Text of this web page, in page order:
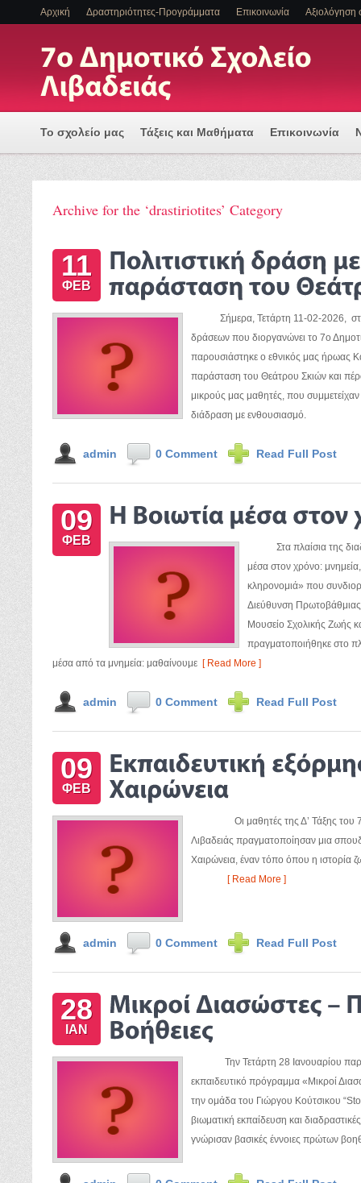
Αρχική Δραστηριότητες-Προγράμματα Επικοινωνία Αξιολόγηση
Το σχολείο μας Τάξεις και Μαθήματα Επικοινωνία
Πρόγραμμα Εισαγωγής Η/Υ για μια Ψηφιακά
ΕΝΤΑΞΗ ΜΑΘΗΤΩΝ ΜΕ ΑΝΑΠΗΡΙΑ Η/ΚΑΙ ΕΙΔΙΚΕΣ
Archive for the ‘drastiriotites’ Category
11
ΦΕΒ
Σήμερα, Τετάρτη 11-02-2026, στα
δράσεων που διοργανώνει το 7ο
παρουσιάστηκε ο εθνικός μας ήρωας
παράσταση του Θεάτρου Σκιών και
μικρούς μας μαθητές, που συμμετείχαν
διάδραση με ενθουσιασμό.
admin 0 Comment Read Full Post
09
ΦΕΒ
Στα πλαίσια της
μέσα στον χρόνο: μνημεία,
κληρονομιά» που
Διεύθυνση Πρωτοβάθμιας
Μουσείο Σχολικής Ζωής
πραγματοποιήθηκε στο
μέσα από τα μνημεία: μαθαίνουμε [ Read More ]
admin 0 Comment Read Full Post
09
ΦΕΒ
Οι μαθητές της Δ’ Τάξης του
Λιβαδειάς πραγματοποίησαν μια
Χαιρώνεια, έναν τόπο όπου η
[ Read More ]
admin 0 Comment Read Full Post
28
ΙΑΝ
Την Τετάρτη 28 Ιανουαρίου
εκπαιδευτικό πρόγραμμα «Μικροί
την ομάδα του Γιώργου Κούτσικου
βιωματική εκπαίδευση και
γνώρισαν βασικές έννοιες πρώτων